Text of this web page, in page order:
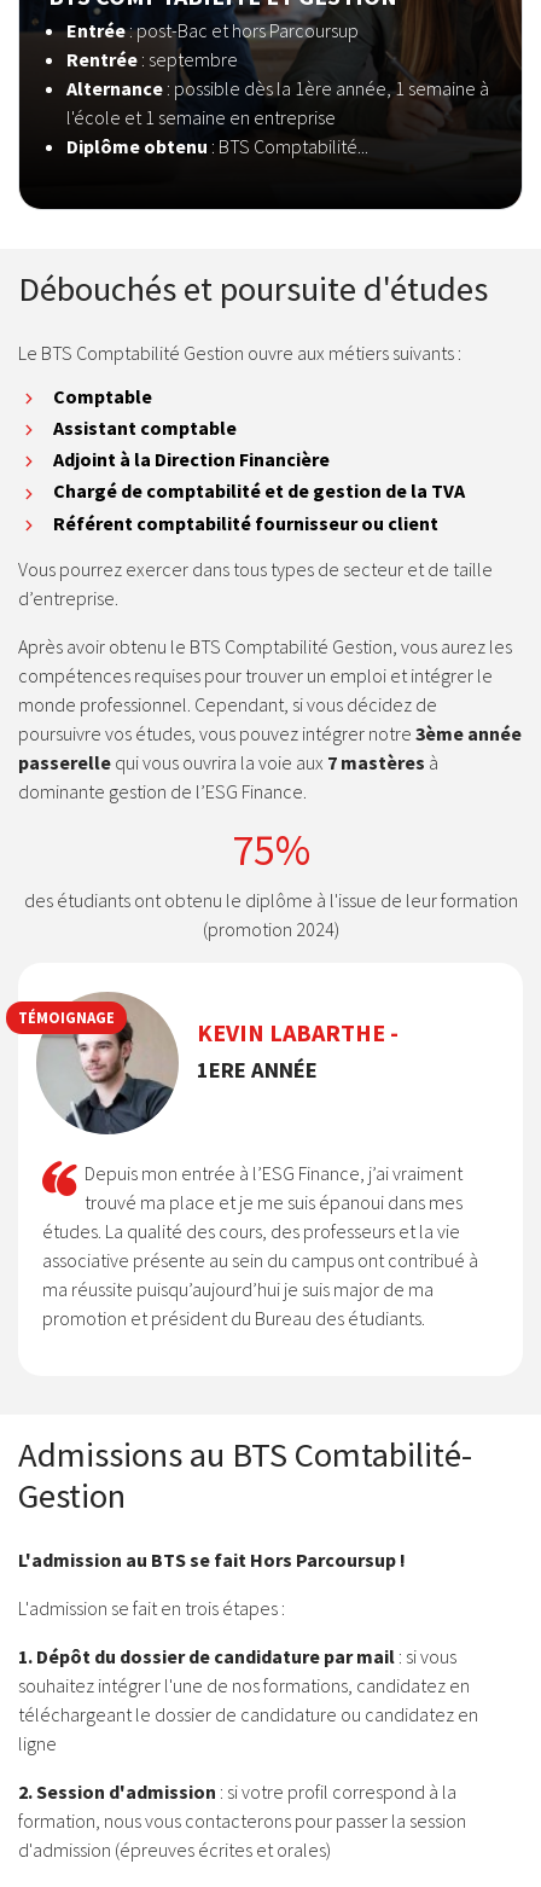
Entrée: post-Bac et hors Parcoursup
Rentrée : septembre
Alternance : possible dès la 1ère année, 1 semaine à
l'école et 1 semaine en entreprise
Diplôme obtenu : BTS Comptabilité...
Débouchés et poursuite d'études
Le BTS Comptabilité Gestion ouvre aux métiers suivants :
Comptable
Assistant comptable
Adjoint à la Direction Financière
Chargé de comptabilité et de gestion de la TVA
Référent comptabilité fournisseur ou client
Vous pourrez exercer dans tous types de secteur et de taille
d’entreprise.
Après avoir obtenu le BTS Comptabilité Gestion, vous aurez les
compétences requises pour trouver un emploi et intégrer le
monde professionnel. Cependant, si vous décidez de
poursuivre vos études, vous pouvez intégrer notre 3ème année
passerelle qui vous ouvrira la voie aux 7 mastères à
dominante gestion de l’ESG Finance.
75%
des étudiants ont obtenu le diplôme à l'issue de leur formation
(promotion 2024)
KEVIN LABARTHE -
1ERE ANNÉE
Depuis mon entrée à l’ESG Finance, j’ai vraiment
trouvé ma place et je me suis épanoui dans mes
études. La qualité des cours, des professeurs et la vie
associative présente au sein du campus ont contribué à
ma réussite puisqu’aujourd’hui je suis major de ma
promotion et président du Bureau des étudiants.
TÉMOIGNAGE
Admissions au BTS Comtabilité-
Gestion
L'admission au BTS se fait Hors Parcoursup !
L'admission se fait en trois étapes :
1. Dépôt du dossier de candidature par mail : si vous
souhaitez intégrer l'une de nos formations, candidatez en
téléchargeant le dossier de candidature ou candidatez en
ligne
2. Session d'admission : si votre profil correspond à la
formation, nous vous contacterons pour passer la session
d'admission (épreuves écrites et orales)